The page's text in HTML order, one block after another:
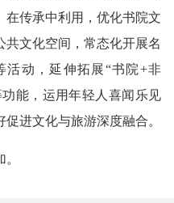
在传承中利用，优化书院文
文化空间，常态化开展名
活动，延伸拓展“书院+非
功能，运用年轻人喜闻乐见
进文化与旅游深度融合。